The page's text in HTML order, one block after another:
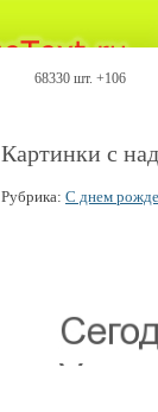
68330 шт. +106
Картинки с
Рубрика: С днем